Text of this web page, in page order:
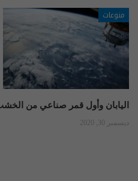
منوعات
اليابان وأول قمر صناعي من
ديسمبر 30, 2020